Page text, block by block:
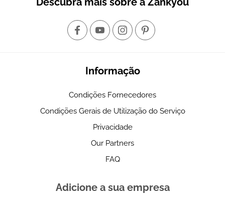
Informação
Condições Fornecedores
Condições Gerais de Utilização do Serviço
Privacidade
Our Partners
FAQ
Adicione a sua empresa